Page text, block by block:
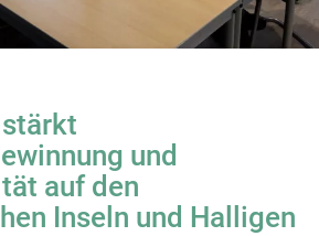
und
auf den
Inseln und Halligen